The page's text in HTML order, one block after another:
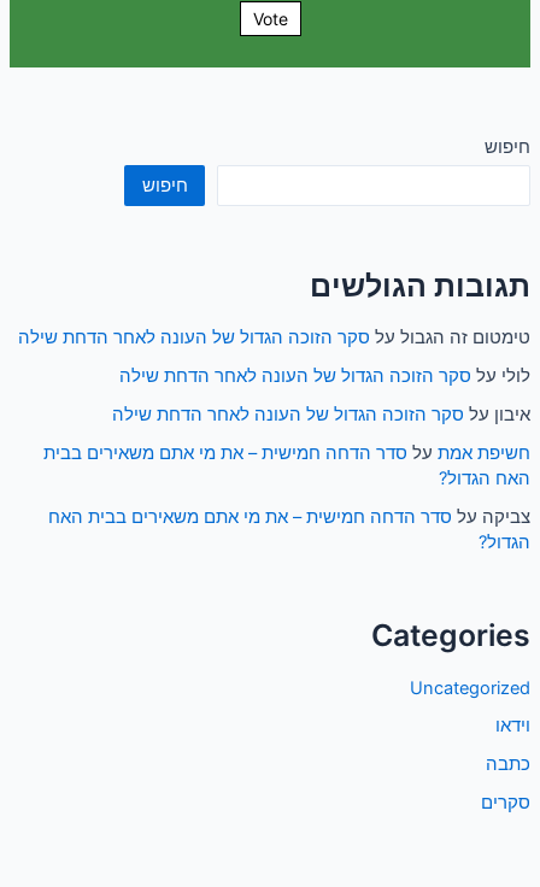
Vote
חיפוש
חיפוש
תגובות הגולשים
טימטום זה הגבולעלסקר הזוכה הגדול של העונה לאחר הדחת שילה
לוליעלסקר הזוכה הגדול של העונה לאחר הדחת שילה
איבוןעלסקר הזוכה הגדול של העונה לאחר הדחת שילה
חשיפת אמתעלסדר הדחה חמישית – את מי אתם משאירים בבית
האח הגדול?
צביקהעלסדר הדחה חמישית – את מי אתם משאירים בבית האח
הגדול?
Categories
Uncategorized
וידאו
כתבה
סקרים